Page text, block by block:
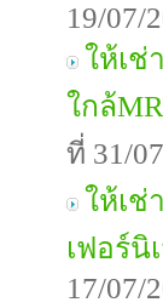
19/07/
ให้เช่
ใกล้
ที่ 31/
ให้เช่
เฟอร์นิ
17/07/